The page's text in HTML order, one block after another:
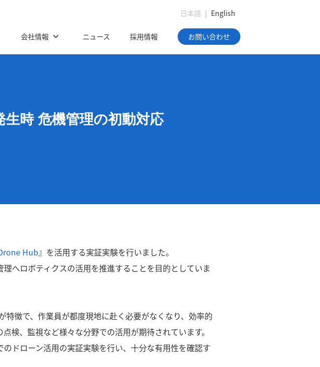
日本語 | English
会社情報 ニュース 採用情報 お問い合わせ
時 危機管理の初動対応
Hub』を活用する実証実験を行いました。
へロボティクスの活用を推進することを目的としていま
徴で、作業員が都度現地に赴く必要がなくなり、効率的
検、監視など様々な分野での活用が期待されています。
ドローン活用の実証実験を行い、十分な有用性を確認す